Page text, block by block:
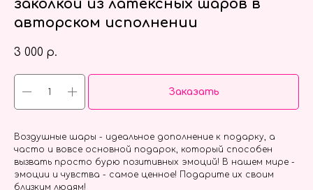
заколкой из латексных шаров в
авторском исполнении
3 000 р.
Заказать
Воздушные шары - идеальное дополнение к подарку, а
часто и вовсе основной подарок, который способен
вызвать просто бурю позитивных эмоций! В нашем мире -
эмоции и чувства - самое ценное! Подарите их своим
близким людям!